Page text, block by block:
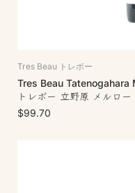
Tres Beau トレボー
Tres Beau
トレボー 立野原 メルロ
$99.70